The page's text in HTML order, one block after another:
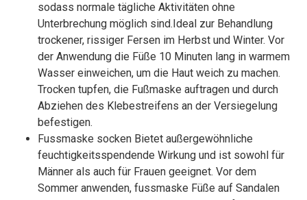
sodass normale tägliche Aktivitäten ohne
Unterbrechung möglich sind.Ideal zur Behandlung
trockener, rissiger Fersen im Herbst und Winter. Vor
der Anwendung die Füße 10 Minuten lang in warmem
Wasser einweichen, um die Haut weich zu machen.
Trocken tupfen, die Fußmaske auftragen und durch
Abziehen des Klebestreifens an der Versiegelung
befestigen.
Fussmaske socken Bietet außergewöhnliche
feuchtigkeitsspendende Wirkung und ist sowohl für
Männer als auch für Frauen geeignet. Vor dem
Sommer anwenden, fussmaske Füße auf Sandalen